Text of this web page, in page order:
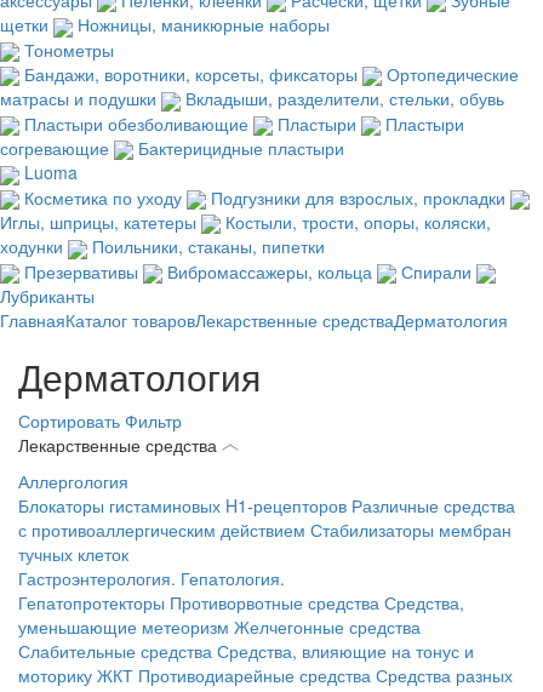
щетки
Ножницы, маникюрные наборы
Тонометры
Бандажи, воротники, корсеты, фиксаторы
Ортопедические
матрасы и подушки
Вкладыши, разделители, стельки, обувь
Пластыри обезболивающие
Пластыри
Пластыри
согревающие
Бактерицидные пластыри
Luoma
Косметика по уходу
Подгузники для взрослых, прокладки
Иглы, шприцы, катетеры
Костыли, трости, опоры, коляски,
ходунки
Поильники, стаканы, пипетки
Презервативы
Вибромассажеры, кольца
Спирали
Лубриканты
ГлавнаяКаталог товаровЛекарственные средстваДерматология
Дерматология
Сортировать Фильтр
Лекарственные средства
Аллергология
Блокаторы гистаминовых H1-рецепторов Различные средства
с противоаллергическим действием Стабилизаторы мембран
тучных клеток
Гастроэнтерология. Гепатология.
Гепатопротекторы Противорвотные средства Средства,
уменьшающие метеоризм Желчегонные средства
Слабительные средства Средства, влияющие на тонус и
моторику ЖКТ Противодиарейные средства Средства разных